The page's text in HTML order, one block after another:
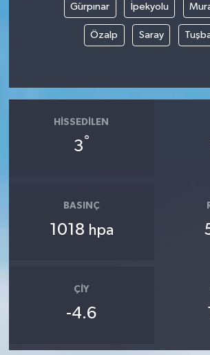
Gürpınar İpekyolu
Özalp Saray
HISSEDILEN
3°
BASINÇ
1018 hpa
ÇIY
-4.6